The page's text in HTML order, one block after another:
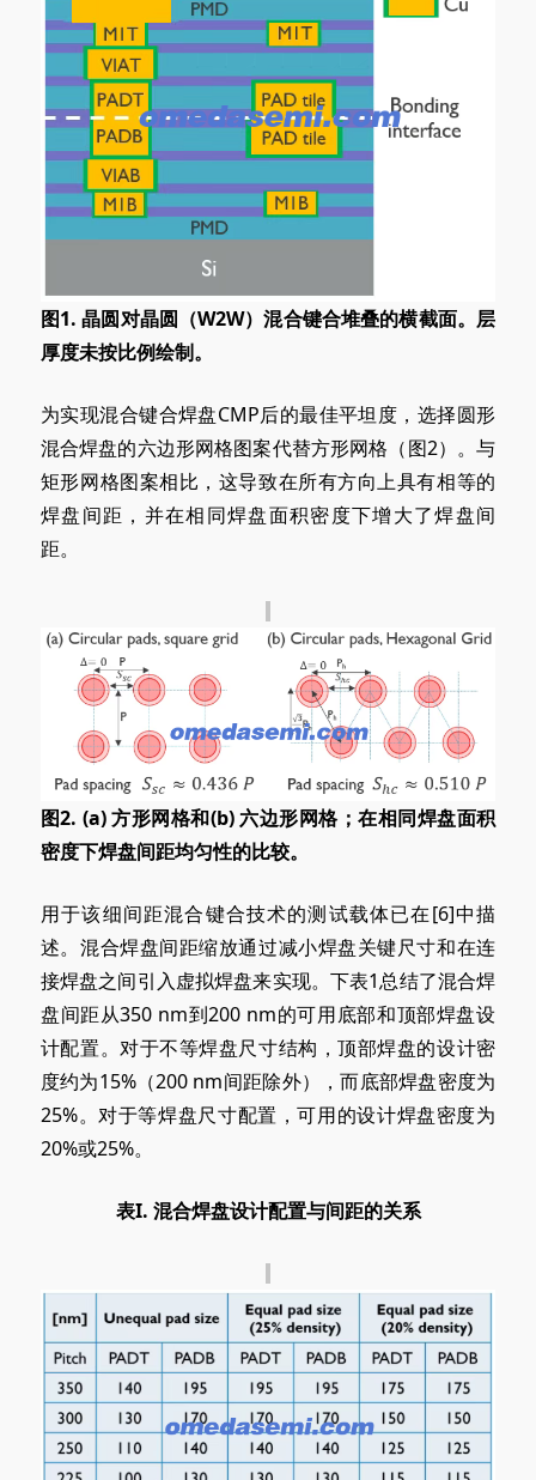
图1. 晶圆对晶圆（W2W）混合键合堆叠的横截面。层
厚度未按比例绘制。
为实现混合键合焊盘CMP后的最佳平坦度，选择圆形
混合焊盘的六边形网格图案代替方形网格（图2）。与
矩形网格图案相比，这导致在所有方向上具有相等的
焊盘间距，并在相同焊盘面积密度下增大了焊盘间
距。
图2. (a) 方形网格和(b)六边形网格；在相同焊盘面积
密度下焊盘间距均匀性的比较。
用于该细间距混合键合技术的测试载体已在[6]中描
述。混合焊盘间距缩放通过减小焊盘关键尺寸和在连
接焊盘之间引入虚拟焊盘来实现。下表1总结了混合焊
盘间距从350 nm到200 nm的可用底部和顶部焊盘设
计配置。对于不等焊盘尺寸结构，顶部焊盘的设计密
度约为15%（200 nm间距除外），而底部焊盘密度为
25%。对于等焊盘尺寸配置，可用的设计焊盘密度为
20%或25%。
表I. 混合焊盘设计配置与间距的关系